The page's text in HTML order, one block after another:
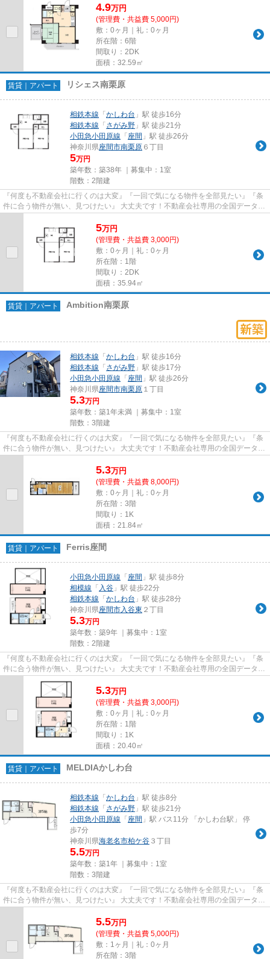
4.9万円
(管理費・共益費 5,000円)
敷：0ヶ月｜礼：0ヶ月
所在階：6階
間取り：2DK
面積：32.59㎡
賃貸｜アパート リシェス南栗原
相鉄本線 「 かしわ台 」駅 徒歩16分
相鉄本線 「 さがみ野 」駅 徒歩21分
小田急小田原線 「 座間 」駅 徒歩26分
神奈川県座間市南栗原 ６丁目
5万円
築年数：築38年 ｜募集中： 1室
階数：2階建
『何度も不動産会社に行くのは大変』『一回で気になる物件を全部見たい』『条
件に合う物件が無い、見つけたい』 大丈夫です！不動産会社専用の全国データベ
5万円
(管理費・共益費 3,000円)
敷：0ヶ月｜礼：0ヶ月
所在階：1階
間取り：2DK
面積：35.94㎡
賃貸｜アパート Ambition南栗原
相鉄本線 「 かしわ台 」駅 徒歩16分
相鉄本線 「 さがみ野 」駅 徒歩17分
小田急小田原線 「 座間 」駅 徒歩26分
神奈川県座間市南栗原 １丁目
5.3万円
築年数：築1年未満 ｜募集中： 1室
階数：3階建
『何度も不動産会社に行くのは大変』『一回で気になる物件を全部見たい』『条
件に合う物件が無い、見つけたい』 大丈夫です！不動産会社専用の全国データベ
5.3万円
(管理費・共益費 8,000円)
敷：0ヶ月｜礼：0ヶ月
所在階：3階
間取り：1K
面積：21.84㎡
賃貸｜アパート Ferris座間
小田急小田原線 「 座間 」駅 徒歩8分
相模線 「 入谷 」駅 徒歩22分
相鉄本線 「 かしわ台 」駅 徒歩28分
神奈川県座間市入谷東 ２丁目
5.3万円
築年数：築9年 ｜募集中： 1室
階数：2階建
『何度も不動産会社に行くのは大変』『一回で気になる物件を全部見たい』『条
件に合う物件が無い、見つけたい』 大丈夫です！不動産会社専用の全国データベ
ースを利用して、エリアを問...
5.3万円
(管理費・共益費 3,000円)
敷：0ヶ月｜礼：0ヶ月
所在階：1階
間取り：1K
面積：20.40㎡
賃貸｜アパート MELDIAかしわ台
相鉄本線 「 かしわ台 」駅 徒歩8分
相鉄本線 「 さがみ野 」駅 徒歩21分
小田急小田原線 「 座間 」駅 バス11分 「かしわ台駅」 停
歩7分
神奈川県海老名市柏ケ谷 ３丁目
5.5万円
築年数：築1年 ｜募集中： 1室
階数：3階建
『何度も不動産会社に行くのは大変』『一回で気になる物件を全部見たい』『条
件に合う物件が無い、見つけたい』 大丈夫です！不動産会社専用の全国データベ
5.5万円
(管理費・共益費 5,000円)
敷：1ヶ月｜礼：0ヶ月
所在階：3階